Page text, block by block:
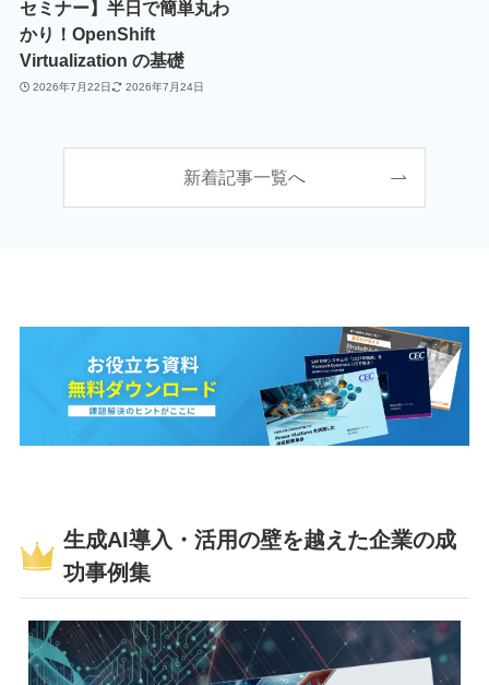
セミナー】半日で簡単丸わ
かり！OpenShift
Virtualization の基礎
2026年7月22日 2026年7月24日
新着記事一覧へ
生成AI導入・活用の壁を越えた企業の成
功事例集